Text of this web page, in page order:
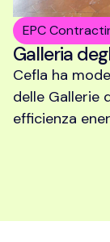
EPC
Galleria
Cefla ha
delle Gallerie
efficienza